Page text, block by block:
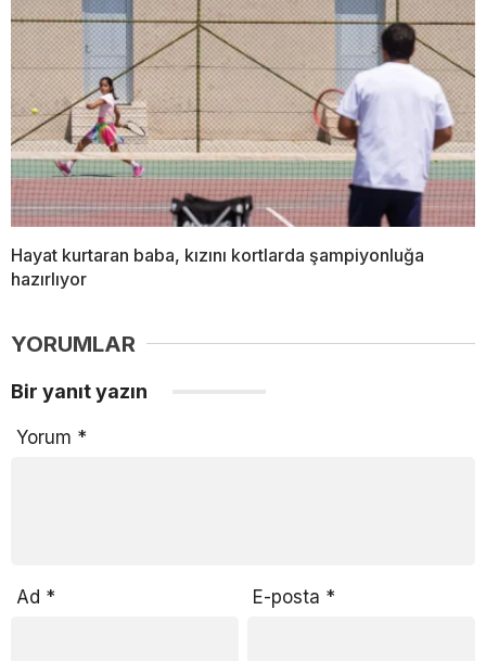
Hayat kurtaran baba, kızını kortlarda şampiyonluğa
hazırlıyor
YORUMLAR
Bir yanıt yazın
Yorum *
Ad * E-posta *